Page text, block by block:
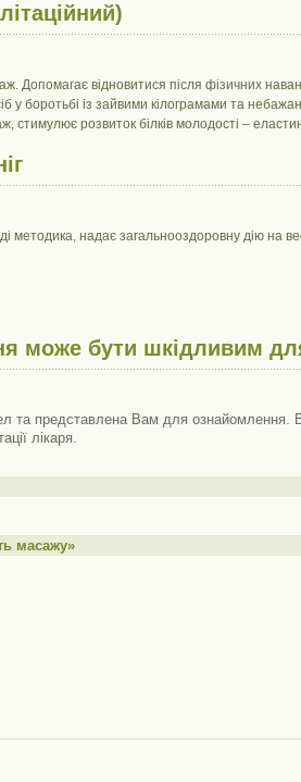
Допомагає відновитися після фізичних
у боротьбі із зайвими кілограмами та
стимулює розвиток білків молодості –
методика, надає загальнооздоровну дію на
може бути шкідливим
та представлена ​​Вам для ознайомлення.
лікаря.
масажу»